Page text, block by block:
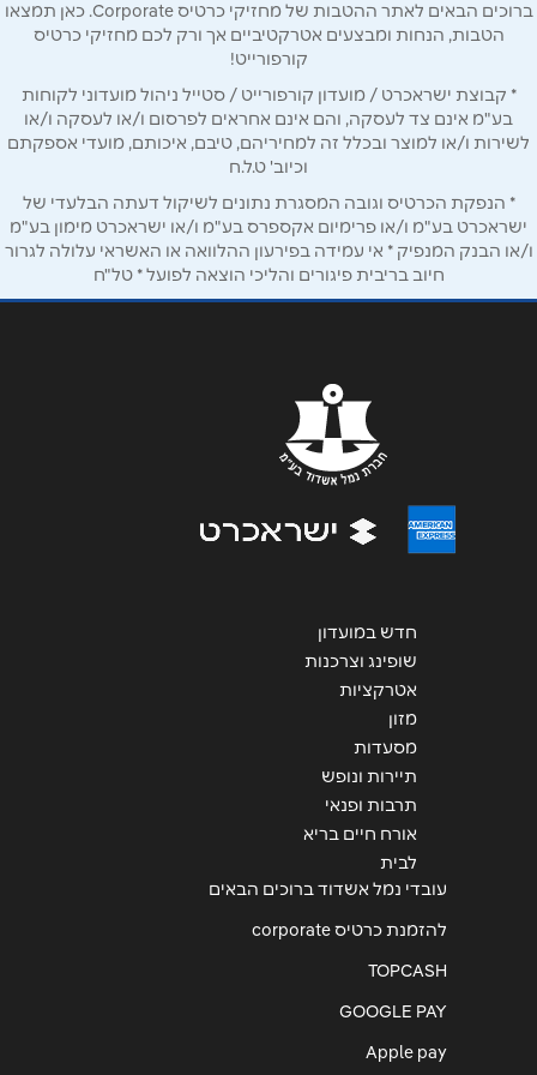
שם מלא*
נושא*
אנא חזרו אלי בקשר ל...
שליחה
התמר 1
ברוכים הבאים לאתר ההטבות של מחזיקי כרטיס Corporate. כאן תמצאו
הטבות, הנחות ומבצעים אטרקטיביים אך ורק לכם מחזיקי כרטיס
קורפורייט!
* קבוצת ישראכרט / מועדון קורפורייט / סטייל ניהול מועדוני לקוחות
בע"מ אינם צד לעסקה, והם אינם אחראים לפרסום ו/או לעסקה ו/או
לשירות ו/או למוצר ובכלל זה למחיריהם, טיבם, איכותם, מועדי אספקתם
וכיוב' ט.ל.ח
* הנפקת הכרטיס וגובה המסגרת נתונים לשיקול דעתה הבלעדי של
ישראכרט בע"מ ו/או פרימיום אקספרס בע"מ ו/או ישראכרט מימון בע"מ
ו/או הבנק המנפיק * אי עמידה בפירעון ההלוואה או האשראי עלולה לגרור
חיוב בריבית פיגורים והליכי הוצאה לפועל * טל"ח
חדש במועדון
שופינג וצרכנות
אטרקציות
מזון
מסעדות
תיירות ונופש
תרבות ופנאי
אורח חיים בריא
לבית
עובדי נמל אשדוד ברוכים הבאים
להזמנת כרטיס corporate
TOPCASH
GOOGLE PAY
Apple pay